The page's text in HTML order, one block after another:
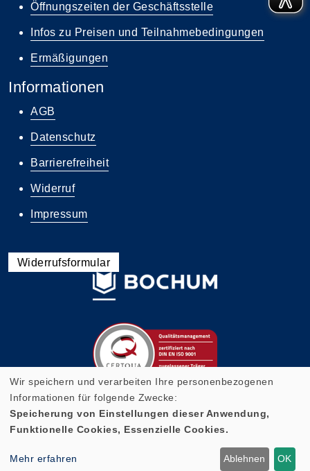
Öffnungszeiten der Geschäftsstelle
Infos zu Preisen und Teilnahmebedingungen
Ermäßigungen
Informationen
AGB
Datenschutz
Barrierefreiheit
Widerruf
Impressum
Widerrufsformular
Cookie Einstellungen
Wir speichern und verarbeiten Ihre personenbezogenen
Informationen für folgende Zwecke:
Speicherung von Einstellungen dieser Anwendung,
Funktionelle Cookies, Essenzielle Cookies.
Mehr erfahren Ablehnen OK